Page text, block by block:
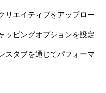
リエイティブをアップロー
ッピングオプションを設定
スタブを通じてパフォーマ